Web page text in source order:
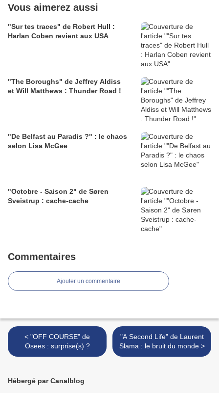
Vous aimerez aussi
"Sur tes traces" de Robert Hull :
Harlan Coben revient aux USA
"The Boroughs" de Jeffrey Aldiss
et Will Matthews : Thunder Road !
"De Belfast au Paradis ?" : le chaos
selon Lisa McGee
"Octobre - Saison 2" de Søren
Sveistrup : cache-cache
Commentaires
Ajouter un commentaire
< "OFF COURSE" de
Osees : surprise(s) ?
"A Second Life" de Laurent
Slama : le bruit du monde >
Hébergé par Canalblog